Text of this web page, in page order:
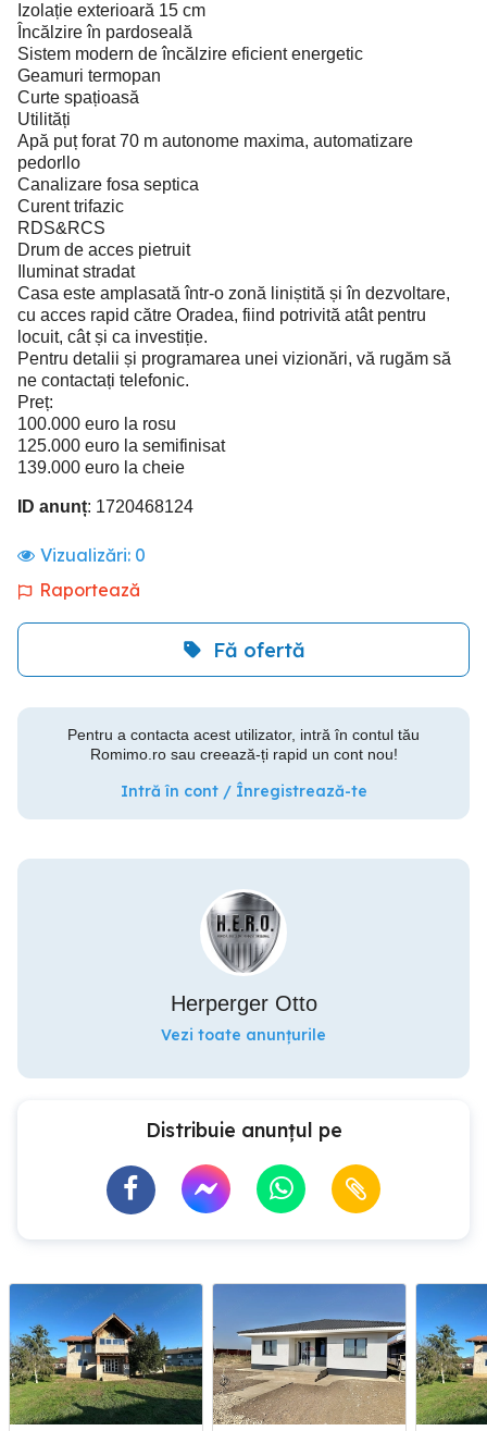
Izolație exterioară 15 cm
Încălzire în pardoseală
Sistem modern de încălzire eficient energetic
Geamuri termopan
Curte spațioasă
Utilități
Apă puț forat 70 m autonome maxima, automatizare
pedorllo
Canalizare fosa septica
Curent trifazic
RDS&RCS
Drum de acces pietruit
Iluminat stradat
Casa este amplasată într-o zonă liniștită și în dezvoltare,
cu acces rapid către Oradea, fiind potrivită atât pentru
locuit, cât și ca investiție.
Pentru detalii și programarea unei vizionări, vă rugăm să
ne contactați telefonic.
Preț:
100.000 euro la rosu
125.000 euro la semifinisat
139.000 euro la cheie
ID anunț: 1720468124
Vizualizări: 0
Raportează
Fă ofertă
Pentru a contacta acest utilizator, intră în contul tău
Romimo.ro sau creează-ți rapid un cont nou!
Intră în cont / Înregistrează-te
Herperger Otto
Vezi toate anunțurile
Distribuie anunțul pe